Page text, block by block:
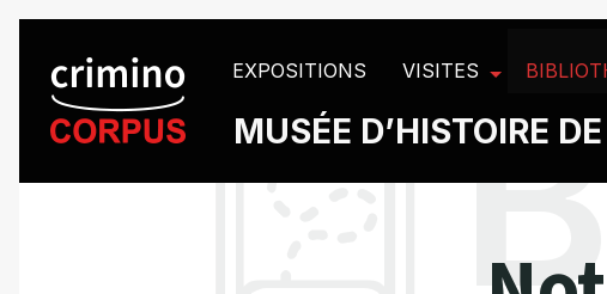
EXPOSITIONS VISITES
MUSÉE D’HISTOIRE
Panneau de gestion des cookies